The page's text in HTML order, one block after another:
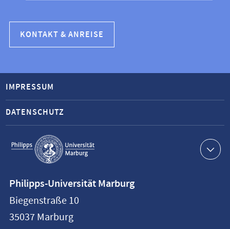
KONTAKT & ANREISE
Service-
Navigation
IMPRESSUM
DATENSCHUTZ
Philipps-
Universität
Marburg
Philipps-Universität Marburg
Biegenstraße 10
35037 Marburg